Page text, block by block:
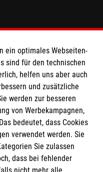
e.V.
12
ein optimales Webseiten-
sind für den technischen
helfen uns aber auch
und zusätzliche
werden zur besseren
von Werbekampagnen,
bedeutet, dass Cookies
verwendet werden. Sie
Sie zulassen
dass bei fehlender